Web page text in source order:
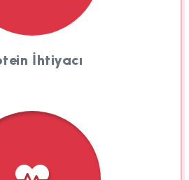
İhtiyacı